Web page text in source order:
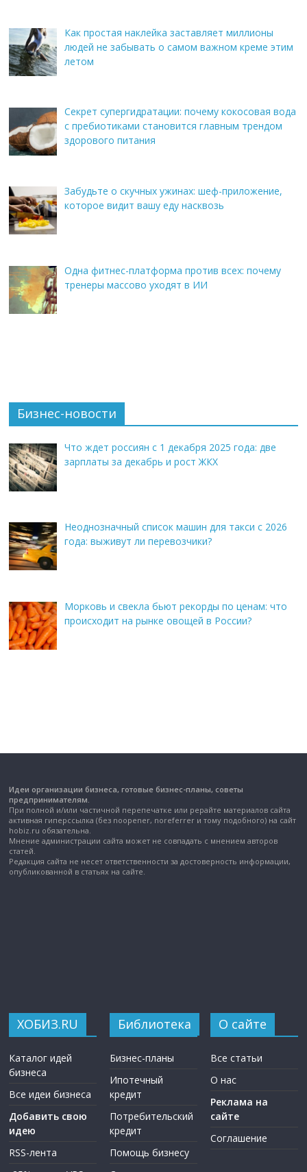
Как простая наклейка заставляет миллионы
людей не забывать о самом важном креме этим
летом
Секрет супергидратации: почему кокосовая вода
с пребиотиками становится главным трендом
здорового питания
Забудьте о скучных ужинах: шеф-приложение,
которое видит вашу еду насквозь
Одна фитнес-платформа против всех: почему
тренеры массово уходят в ИИ
Бизнес-новости
Что ждет россиян с 1 декабря 2025 года: две
зарплаты за декабрь и рост ЖКХ
Неоднозначный список машин для такси с 2026
года: выживут ли перевозчики?
Морковь и свекла бьют рекорды по ценам: что
происходит на рынке овощей в России?
Идеи организации бизнеса, готовые бизнес-планы, советы
предпринимателям.
При полной и/или частичной перепечатке или рерайте материалов сайта
активная гиперссылка (без noopener, noreferrer и тому подобного) на сайт
hobiz.ru обязательна.
Мнение администрации сайта может не совпадать с мнением авторов
статей.
Редакция сайта не несет ответственности за достоверность информации,
опубликованной в статьях на сайте.
ХОБИЗ.RU
Каталог идей
бизнеса
Все идеи бизнеса
Добавить свою
идею
RSS-лента
Библиотека
Бизнес-планы
Ипотечный
кредит
Потребительский
кредит
Помощь бизнесу
О сайте
Все статьи
О нас
Реклама на
сайте
Соглашение